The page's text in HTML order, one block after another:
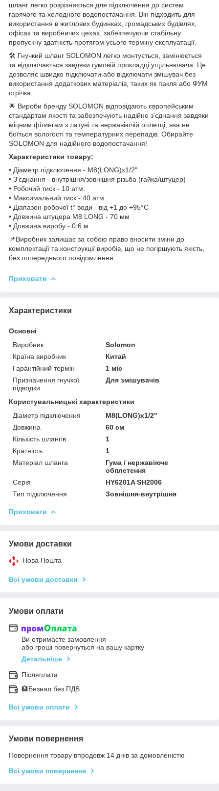
шланг легко розрізняється для підключення до систем
гарячого та холодного водопостачання. Він підходить для
використання в житлових будинках, громадських будівлях,
офісах та виробничих цехах, забезпечуючи стабільну
пропускну здатність протягом усього терміну експлуатації.
🛠️ Гнучкий шланг SOLOMON легко монтується, замінюється
та відключається завдяки гумовій прокладці ущільнювача. Це
дозволяє швидко підключати або відключати змішувач без
використання додаткових матеріалів, таких як пакля або ФУМ
стрічка.
🌟 Вироби бренду SOLOMON відповідають європейським
стандартам якості та забезпечують надійне з'єднання завдяки
міцним фітингам з латуні та нержавіючій оплетці, яка не
боїться вологості та температурних перепадів. Обирайте
SOLOMON для надійного водопостачання!
Характеристики товару:
• Діаметр підключення - M8(LONG)x1/2"
• З'єднання - внутрішня/зовнішня різьба (гайка/штуцер)
• Робочий тиск - 10 атм.
• Максимальний тиск - 40 атм.
• Діапазон робочої t° води - від +1 до +95°С
• Довжина штуцера М8 LONG - 70 мм
• Довжина виробу - 0,6 м
📌Виробник залишає за собою право вносити зміни до
комплектації та конструкції виробів, що не погіршують якість,
без попереднього повідомлення.
Приховати
Характеристики
Основні
Виробник
Solomon
Країна виробник
Китай
Гарантійний термін
1 міс
Призначення гнучкої
підводки
Для змішувачів
Користувальницькі характеристики
Діаметр підключення
M8(LONG)x1/2"
Довжина
60 см
Кількість шлангів
1
Кратність
1
Матеріал шланга
Гума / нержавіюче
обплетення
Серія
HY6201A SH2006
Тип підключення
Зовнішня-внутрішня
Приховати
Умови доставки
Нова Пошта
Всі умови доставки
Умови оплати
Ви отримаєте замовлення
або гроші повернуться на вашу картку
Детальніше
Післяплата
🏦Безнал без ПДВ
Всі умови оплати
Умови повернення
Повернення товару впродовж 14 днів за домовленістю
Всі умови повернення